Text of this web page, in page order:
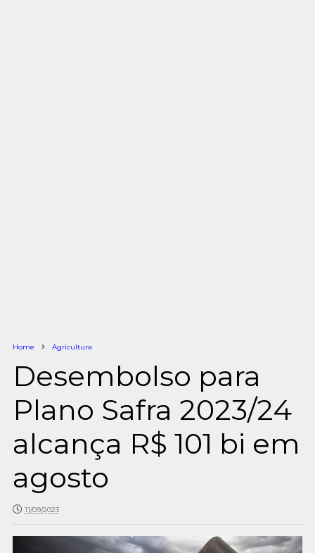
Home Agricultura
Desembolso para
Plano Safra 2023/24
alcança R$ 101 bi em
agosto
11/09/2023